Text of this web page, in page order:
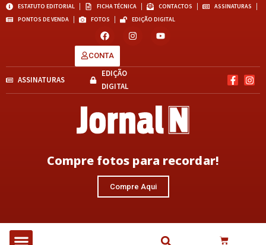
ESTATUTO EDITORIAL FICHA TÉCNICA CONTACTOS
ASSINATURAS
PONTOS DE VENDA
FOTOS EDIÇÃO DIGITAL
CONTA
ASSINATURAS
EDIÇÃO
DIGITAL
Compre fotos para recordar!
Compre Aqui